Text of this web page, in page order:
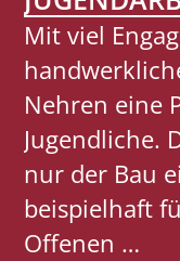
Mit viel
Nehren eine
Jugendliche.
nur der Bau
beispielhaft
Offenen …